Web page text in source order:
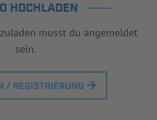
HOCHLADEN
musst du angemeldet
sein.
/ REGISTRIERUNG